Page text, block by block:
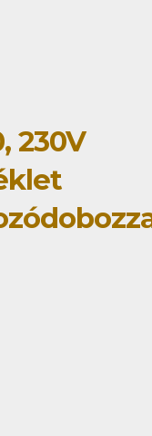
230V